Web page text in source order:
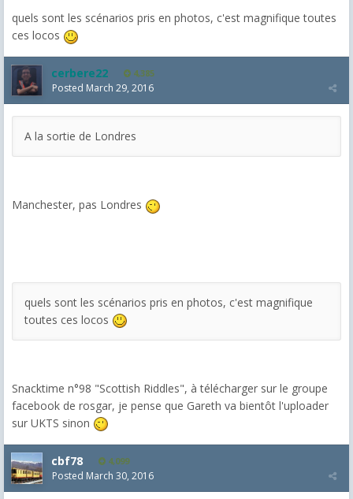
quels sont les scénarios pris en photos, c'est magnifique toutes
ces locos
cerbere22 4,385
Posted March 29, 2016
A la sortie de Londres
Manchester, pas Londres
quels sont les scénarios pris en photos, c'est magnifique
toutes ces locos
Snacktime n°98 "Scottish Riddles", à télécharger sur le groupe
facebook de rosgar, je pense que Gareth va bientôt l'uploader
sur UKTS sinon
cbf78 4,099
Posted March 30, 2016